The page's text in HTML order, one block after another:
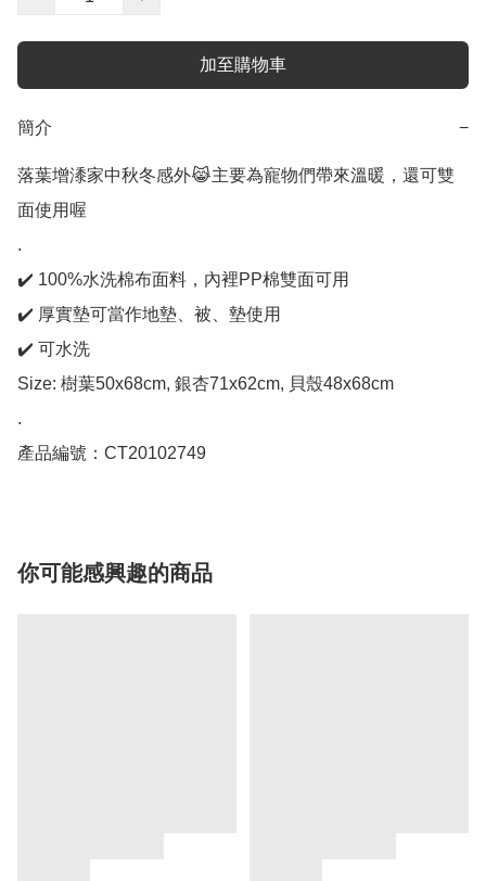
加至購物車
簡介 −
落葉增潻家中秋冬感外😹主要為寵物們帶來溫暖，還可雙
面使用喔
.
✔️ 100%水洗棉布面料，內裡PP棉雙面可用
✔️ 厚實墊可當作地墊、被、墊使用
✔️ 可水洗
Size: 樹葉50x68cm, 銀杏71x62cm, 貝殼48x68cm
.
產品編號：CT20102749
你可能感興趣的商品